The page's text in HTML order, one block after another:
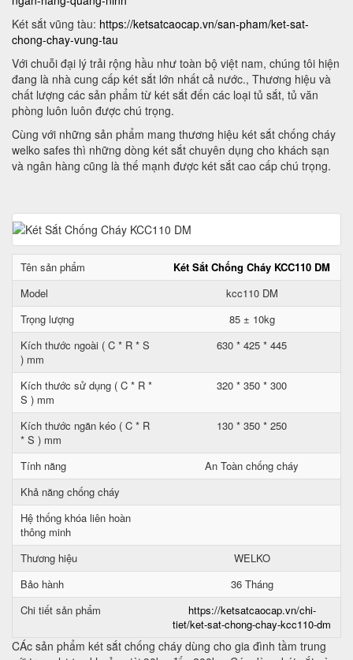
Két sắt vũng tàu: https://ketsatcaocap.vn/san-pham/ket-sat-
chong-chay-vung-tau
Với chuỗi đại lý trải rộng hầu như toàn bộ việt nam, chúng tôi hiện
đang là nhà cung cấp két sắt lớn nhất cả nước., Thương hiệu và
chất lượng các sản phẩm từ két sắt đến các loại tủ sắt, tủ văn
phòng luôn luôn được chú trọng.
Cùng với những sản phẩm mang thương hiệu két sắt chống cháy
welko safes thì những dòng két sắt chuyên dụng cho khách sạn
và ngân hàng cũng là thế mạnh được két sắt cao cấp chú trọng.
Tên sản phẩm
Két Sắt Chống Cháy KCC110 DM
Model
kcc110 DM
Trọng lượng
85 ± 10kg
Kích thước ngoài ( C * R * S
) mm
630 * 425 * 445
Kích thước sử dụng ( C * R *
S ) mm
320 * 350 * 300
Kích thước ngăn kéo ( C * R
* S ) mm
130 * 350 * 250
Tính năng
An Toàn chống cháy
Khả năng chống cháy
Hệ thống khóa liên hoàn
thông minh
Thương hiệu
WELKO
Bảo hành
36 Tháng
Chi tiết sản phẩm
https://ketsatcaocap.vn/chi-
tiet/ket-sat-chong-chay-kcc110-dm
CÁc sản phẩm két sắt chống cháy dùng cho gia đình tầm trung